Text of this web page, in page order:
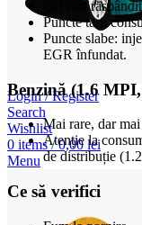
Login / Register
Search
Wishlist
0 items / 0,00lei
Menu
Cel mai
Puncte tari:
Puncte slabe:
EGR înfundat.
Benzină (1.6
Mai rare, dar
Atenție la
de distribuție
Ce să verifici